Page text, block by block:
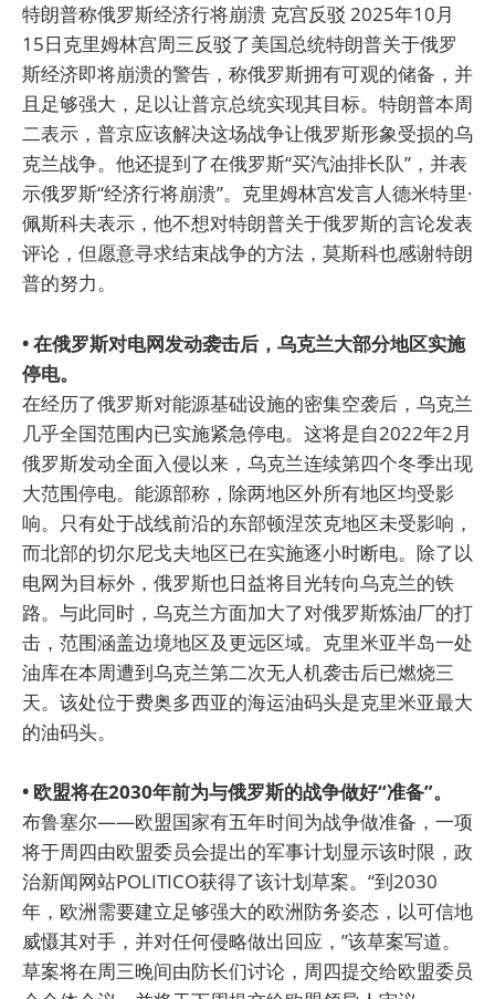
特朗普称俄罗斯经济行将崩溃 克宫反驳 2025年10月
15日克里姆林宫周三反驳了美国总统特朗普关于俄罗
斯经济即将崩溃的警告，称俄罗斯拥有可观的储备，并
且足够强大，足以让普京总统实现其目标。特朗普本周
二表示，普京应该解决这场战争让俄罗斯形象受损的乌
克兰战争。他还提到了在俄罗斯“买汽油排长队”，并表
示俄罗斯“经济行将崩溃”。克里姆林宫发言人德米特里·
佩斯科夫表示，他不想对特朗普关于俄罗斯的言论发表
评论，但愿意寻求结束战争的方法，莫斯科也感谢特朗
普的努力。
• 在俄罗斯对电网发动袭击后，乌克兰大部分地区实施
停电。
在经历了俄罗斯对能源基础设施的密集空袭后，乌克兰
几乎全国范围内已实施紧急停电。这将是自2022年2月
俄罗斯发动全面入侵以来，乌克兰连续第四个冬季出现
大范围停电。能源部称，除两地区外所有地区均受影
响。只有处于战线前沿的东部顿涅茨克地区未受影响，
而北部的切尔尼戈夫地区已在实施逐小时断电。除了以
电网为目标外，俄罗斯也日益将目光转向乌克兰的铁
路。与此同时，乌克兰方面加大了对俄罗斯炼油厂的打
击，范围涵盖边境地区及更远区域。克里米亚半岛一处
油库在本周遭到乌克兰第二次无人机袭击后已燃烧三
天。该处位于费奥多西亚的海运油码头是克里米亚最大
的油码头。
• 欧盟将在2030年前为与俄罗斯的战争做好“准备”。
布鲁塞尔——欧盟国家有五年时间为战争做准备，一项
将于周四由欧盟委员会提出的军事计划显示该时限，政
治新闻网站POLITICO获得了该计划草案。“到2030
年，欧洲需要建立足够强大的欧洲防务姿态，以可信地
威慑其对手，并对任何侵略做出回应，”该草案写道。
草案将在周三晚间由防长们讨论，周四提交给欧盟委员